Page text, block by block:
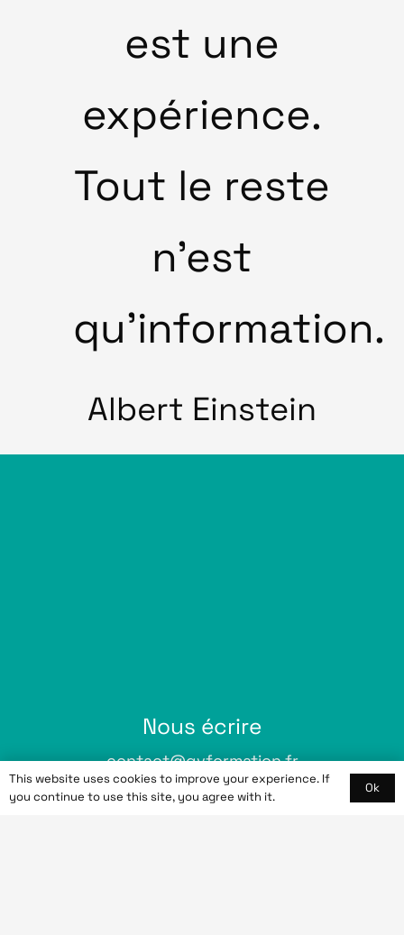
est une
expérience.
Tout le reste
n’est
qu’information.
Albert Einstein
Nous écrire
contact@gvformation.fr
Nous intervenons
This website uses cookies to improve your experience. If
you continue to use this site, you agree with it.
Ok